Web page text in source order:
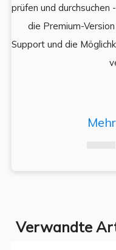
prüfen und durchsuchen
die Premium-
Support und die
Verwandte